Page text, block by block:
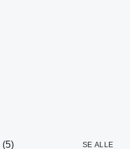
(5) SE ALLE